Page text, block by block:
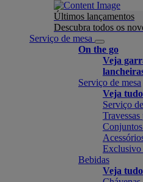
Últimos lançamentos
Descubra todos os
Serviço de mesa
On the go
Veja
Serviço de mesa
Veja
Serviço
Exclusivo
Bebidas
Veja